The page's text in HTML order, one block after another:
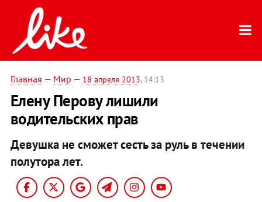
Главная — Мир — 18 апреля 2013, 14:13
Елену Перову лишили
водительских прав
Девушка не сможет сесть за руль в течении
полутора лет.